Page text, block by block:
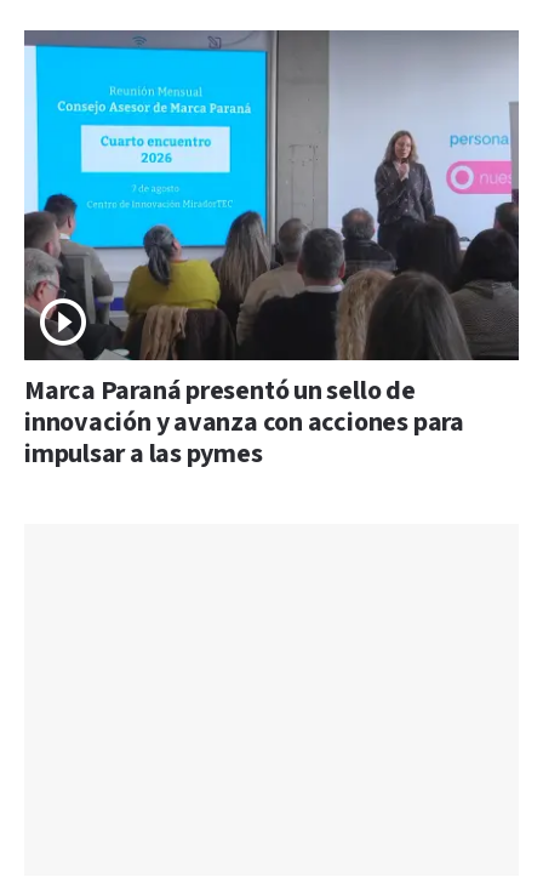
Marca Paraná presentó un sello de
innovación y avanza con acciones para
impulsar a las pymes